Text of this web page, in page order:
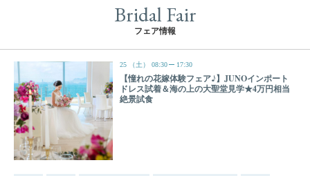
Bridal Fair
フェア情報
25 （土） 08:30 17:30
【憧れの花嫁体験フェア♪】JUNOインポート
ドレス試着＆海の上の大聖堂見学★4万円相当
絶景試食